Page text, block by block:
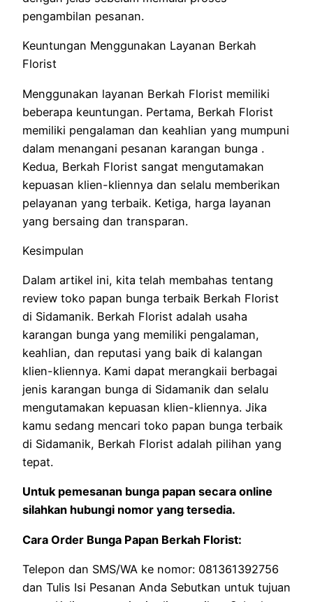
pengambilan pesanan.
Keuntungan Menggunakan Layanan Berkah
Florist
Menggunakan layanan Berkah Florist memiliki
beberapa keuntungan. Pertama, Berkah Florist
memiliki pengalaman dan keahlian yang mumpuni
dalam menangani pesanan karangan bunga .
Kedua, Berkah Florist sangat mengutamakan
kepuasan klien-kliennya dan selalu memberikan
pelayanan yang terbaik. Ketiga, harga layanan
yang bersaing dan transparan.
Kesimpulan
Dalam artikel ini, kita telah membahas tentang
review toko papan bunga terbaik Berkah Florist
di Sidamanik. Berkah Florist adalah usaha
karangan bunga yang memiliki pengalaman,
keahlian, dan reputasi yang baik di kalangan
klien-kliennya. Kami dapat merangkaii berbagai
jenis karangan bunga di Sidamanik dan selalu
mengutamakan kepuasan klien-kliennya. Jika
kamu sedang mencari toko papan bunga terbaik
di Sidamanik, Berkah Florist adalah pilihan yang
tepat.
Untuk pemesanan bunga papan secara online
silahkan hubungi nomor yang tersedia.
Cara Order Bunga Papan Berkah Florist:
Telepon dan SMS/WA ke nomor: 081361392756
dan Tulis Isi Pesanan Anda Sebutkan untuk tujuan